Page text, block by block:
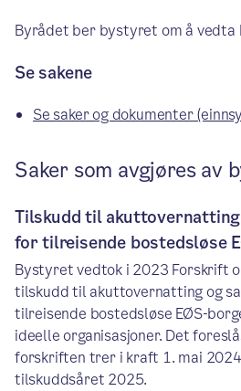
Byrådet ber bystyret om å vedta
Se sakene
Se saker og dokumenter
Saker som avgjøres av
Tilskudd til
for tilreisende bostedsløse
Bystyret vedtok i 2023 Forskrift
tilskudd til akuttovernatting og
tilreisende bostedsløse EØS-
ideelle organisasjoner. Det
forskriften trer i kraft 1. mai
tilskuddsåret 2025.